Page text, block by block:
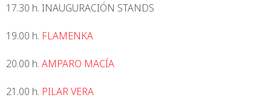
17.30 h. INAUGURACIÓN STANDS
19.00 h. FLAMENKA
20.00 h. AMPARO MACÍA
21.00 h. PILAR VERA